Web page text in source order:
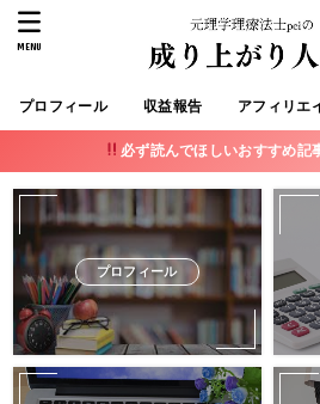
プロフィール 収益報告 アフィリエ
MENU
必ず読んでほしいおすすめ記
プロフィール